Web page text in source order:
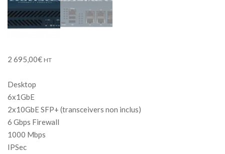
2 695,00€ HT
Desktop
6x1GbE
2x10GbE SFP+ (transceivers non inclus)
6 Gbps Firewall
1000 Mbps
IPSec